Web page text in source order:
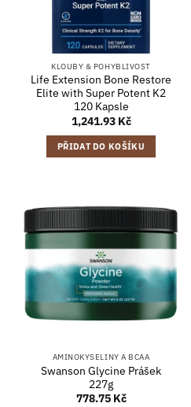
KLOUBY & POHYBLIVOST
Life Extension Bone Restore
Elite with Super Potent K2
120 Kapsle
1,241.93 Kč
PŘIDAT DO KOŠÍKU
AMINOKYSELINY A BCAA
Swanson Glycine Prášek
227g
778.75 Kč